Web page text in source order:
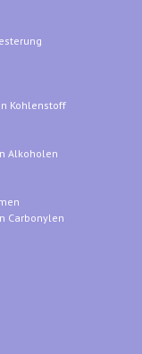
Kohlenstoff
Alkoholen
Carbonylen